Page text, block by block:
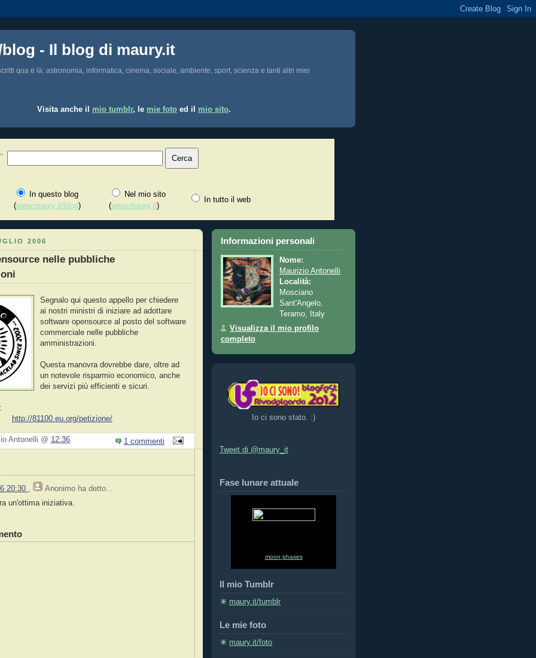
- Il blog di maury.it
qua e là: astronomia, informatica, cinema, sociale, ambiente, sport, scienza e tanti altri miei
Visita anche il mio tumblr, le mie foto ed il mio sito.
In questo blog
(www.maury.it/blog)
Nel mio sito
(www.maury.it)
In tutto il web
2006
nelle pubbliche
Segnalo qui questo appello per chiedere
ai nostri ministri di iniziare ad adottare
software opensource al posto del software
commerciale nelle pubbliche
amministrazioni.
Questa manovra dovrebbe dare, oltre ad
un notevole risparmio economico, anche
dei servizi più efficienti e sicuri.
http://81100.eu.org/petizione/
Antonelli @ 12:36 1 commenti
20:30 , Anonimo ha detto...
un'ottima iniziativa.
Informazioni personali
Nome:
Maurizio Antonelli
Località:
Mosciano
Sant'Angelo,
Teramo, Italy
Visualizza il mio profilo
completo
Io ci sono stato. :)
Tweet di @maury_it
Fase lunare attuale
moon phases
Il mio Tumblr
maury.it/tumblr
Le mie foto
maury.it/foto